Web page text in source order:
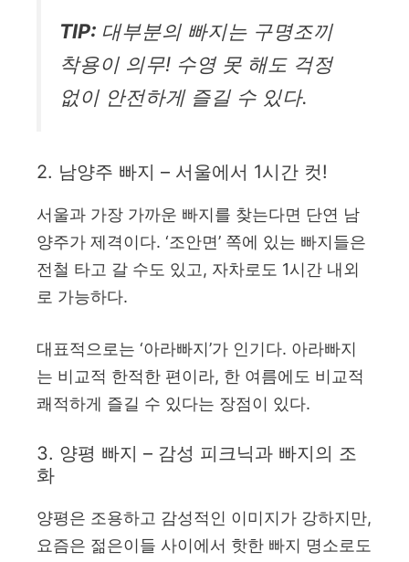
TIP: 대부분의 빠지는 구명조끼
착용이 의무! 수영 못 해도 걱정
없이 안전하게 즐길 수 있다.
2. 남양주 빠지 – 서울에서 1시간 컷!
서울과 가장 가까운 빠지를 찾는다면 단연 남
양주가 제격이다. ‘조안면’ 쪽에 있는 빠지들은
전철 타고 갈 수도 있고, 자차로도 1시간 내외
로 가능하다.
대표적으로는 ‘아라빠지’가 인기다. 아라빠지
는 비교적 한적한 편이라, 한 여름에도 비교적
쾌적하게 즐길 수 있다는 장점이 있다.
3. 양평 빠지 – 감성 피크닉과 빠지의 조
화
양평은 조용하고 감성적인 이미지가 강하지만,
요즘은 젊은이들 사이에서 핫한 빠지 명소로도